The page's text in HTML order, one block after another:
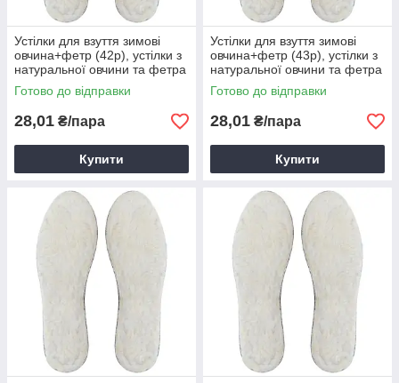
Устілки для взуття зимові
овчина+фетр (42р), устілки з
натуральної овчини та фетра
Готово до відправки
28,01 ₴/пара
Купити
Устілки для взуття зимові
овчина+фетр (43р), устілки з
натуральної овчини та фетра
Готово до відправки
28,01 ₴/пара
Купити